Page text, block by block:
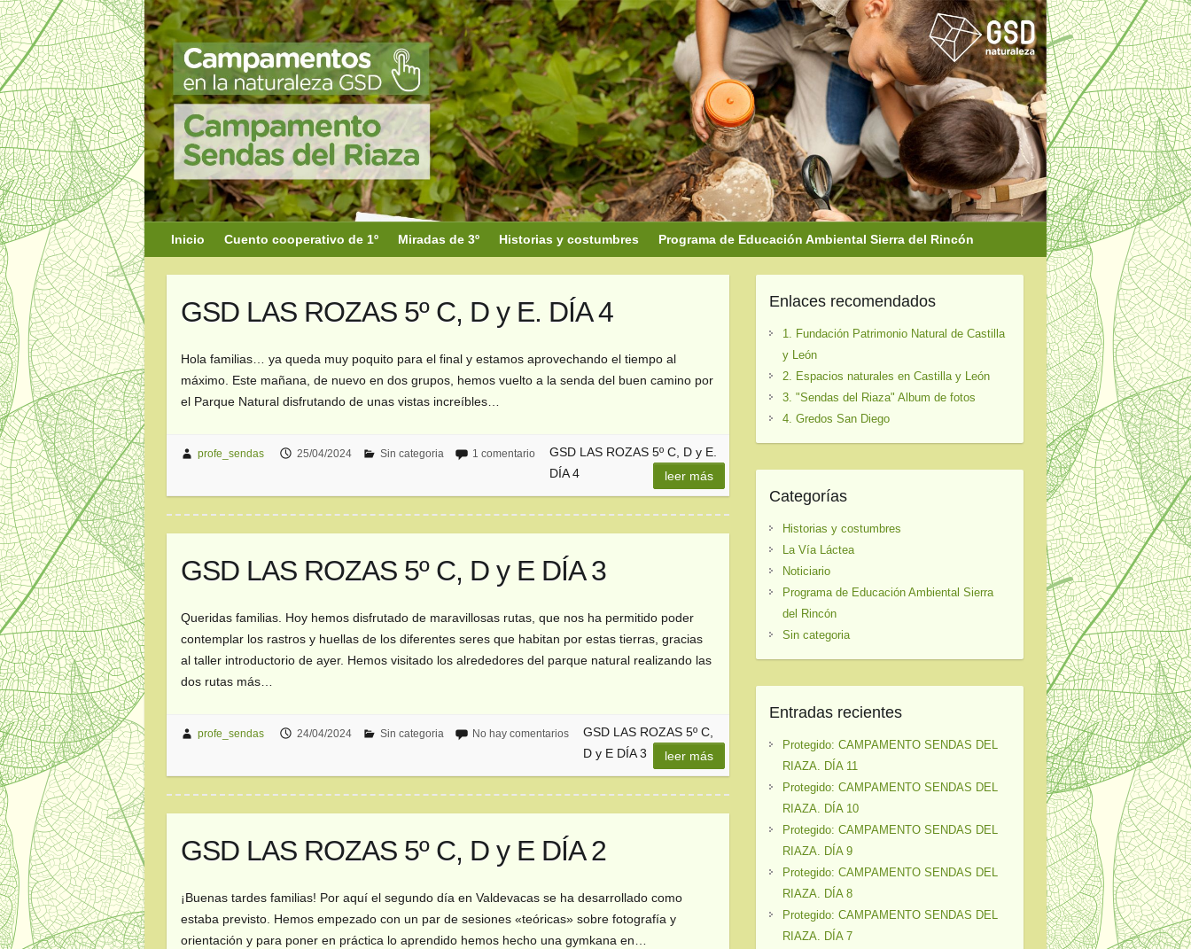
Saltar
al
contenido
Inicio Cuento cooperativo de 1º Miradas de 3º Historias y costumbres Programa de Educación Ambiental Sierra del Rincón
GSD LAS ROZAS 5º C, D y E. DÍA 4
Hola familias… ya queda muy poquito para el final y estamos aprovechando el tiempo al
máximo. Este mañana, de nuevo en dos grupos, hemos vuelto a la senda del buen camino por
el Parque Natural disfrutando de unas vistas increíbles…
profe_sendas 25/04/2024 Sin categoria 1 comentario
GSD LAS ROZAS 5º C, D y E.
DÍA 4
leer más
GSD LAS ROZAS 5º C, D y E DÍA 3
Queridas familias. Hoy hemos disfrutado de maravillosas rutas, que nos ha permitido poder
contemplar los rastros y huellas de los diferentes seres que habitan por estas tierras, gracias
al taller introductorio de ayer. Hemos visitado los alrededores del parque natural realizando las
dos rutas más…
profe_sendas 24/04/2024 Sin categoria No hay comentarios
GSD LAS ROZAS 5º C,
D y E DÍA 3
leer más
GSD LAS ROZAS 5º C, D y E DÍA 2
¡Buenas tardes familias! Por aquí el segundo día en Valdevacas se ha desarrollado como
estaba previsto. Hemos empezado con un par de sesiones «teóricas» sobre fotografía y
orientación y para poner en práctica lo aprendido hemos hecho una gymkana en…
Enlaces recomendados
1. Fundación Patrimonio Natural de Castilla
y León
2. Espacios naturales en Castilla y León
3. "Sendas del Riaza" Album de fotos
4. Gredos San Diego
Categorías
Historias y costumbres
La Vía Láctea
Noticiario
Programa de Educación Ambiental Sierra
del Rincón
Sin categoria
Entradas recientes
Protegido: CAMPAMENTO SENDAS DEL
RIAZA. DÍA 11
Protegido: CAMPAMENTO SENDAS DEL
RIAZA. DÍA 10
Protegido: CAMPAMENTO SENDAS DEL
RIAZA. DÍA 9
Protegido: CAMPAMENTO SENDAS DEL
RIAZA. DÍA 8
Protegido: CAMPAMENTO SENDAS DEL
RIAZA. DÍA 7